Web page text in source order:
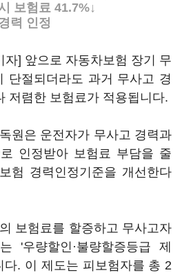
보험료 41.7%↓
력 인정
자] 앞으로 자동차보험 장기 무
단절되더라도 과거 무사고 경
저렴한 보험료가 적용됩니다.
원은 운전자가 무사고 경력과
인정받아 보험료 부담을 줄
험 경력인정기준을 개선한다
보험료를 할증하고 무사고자
'우량할인·불량할증등급 제
다. 이 제도는 피보험자를 총 2